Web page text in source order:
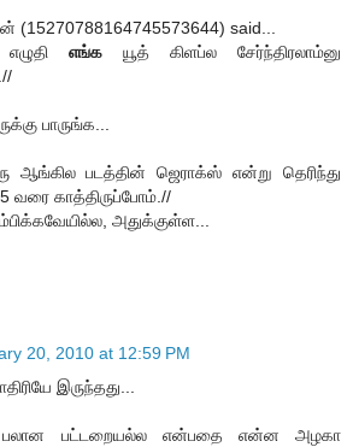
said...
எழுதி எங்க யூத் கிளப்ல சேர்ந்திரலாம்னு
பாருங்க...
ஆங்கில படத்தின் ஜெராக்ஸ் என்று தெரிந்து
வரை காத்திருப்போம்.//
அதுக்குள்ள...
20, 2010 at 12:59 PM
இருந்தது...
பலான பட்டறையல்ல என்பதை என்ன அழகா